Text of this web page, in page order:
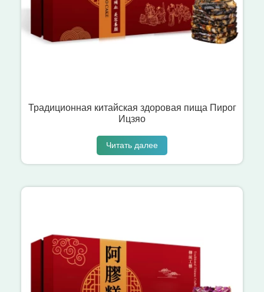
Традиционная китайская здоровая пища Пирог
Ицзяо
Читать далее